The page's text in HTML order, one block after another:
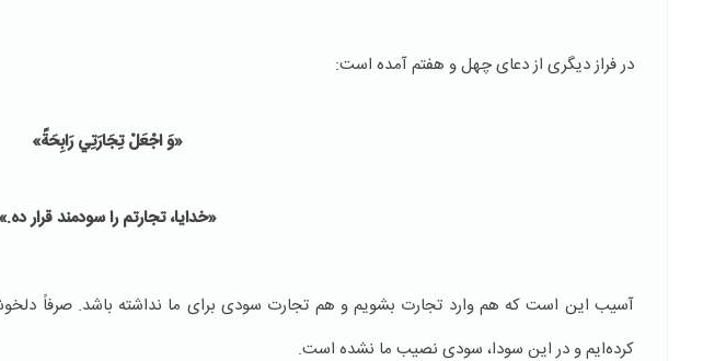
در فراز دیگری از دعای چهل و هفتم آمده است:
«وَ اجْعَلْ تِجَارَتِي رَابِحَةً»
«خدایا، تجارتم را سودمند قرار ده.»
آسیب این است که هم وارد تجارت بشویم و هم تجارت سودی برای ما نداشته باشد. صرفاً
کرده‌ایم و در این سودا، سودی نصیب ما نشده است.